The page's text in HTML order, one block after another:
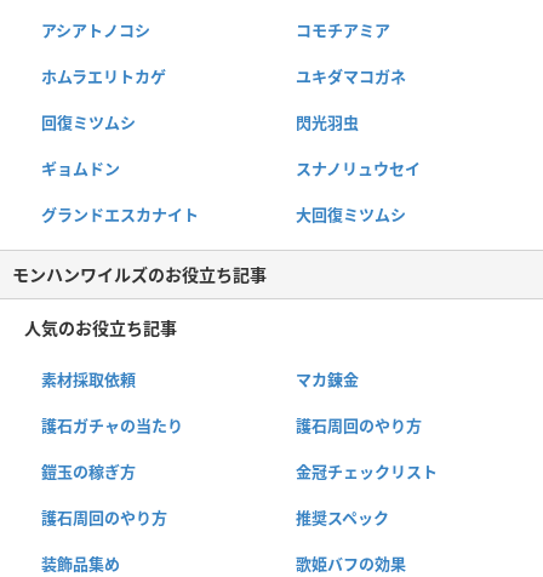
アシアトノコシ コモチアミア
ホムラエリトカゲ ユキダマコガネ
回復ミツムシ 閃光羽虫
ギョムドン スナノリュウセイ
グランドエスカナイト 大回復ミツムシ
モンハンワイルズのお役立ち記事
人気のお役立ち記事
素材採取依頼 マカ錬金
護石ガチャの当たり 護石周回のやり方
鎧玉の稼ぎ方 金冠チェックリスト
護石周回のやり方 推奨スペック
装飾品集め 歌姫バフの効果